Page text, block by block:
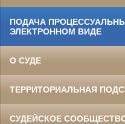
ПОДАЧА
ЭЛЕКТРОННОМ ВИДЕ
О СУДЕ
ТЕРРИТОРИАЛЬНАЯ
СУДЕЙСКОЕ